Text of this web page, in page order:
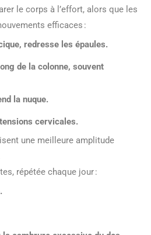
le corps à l’effort, alors que les
efficaces :
redresse les épaules.
de la colonne, souvent
la nuque.
cervicales.
une meilleure amplitude
répétée chaque jour :